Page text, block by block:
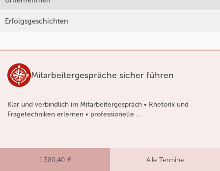
Erfolgsgeschichten
Mitarbeitergespräche sicher führen
Klar und verbindlich im Mitarbeitergespräch • Rhetorik und
Fragetechniken erlernen • professionelle …
1.380,40 € Alle Termine